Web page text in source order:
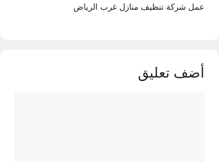
عمل شركة تنظيف منازل غرب الرياض
أضف تعليق